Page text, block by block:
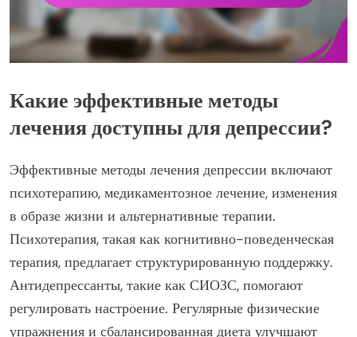
Какие эффективные методы
лечения доступны для депрессии?
Эффективные методы лечения депрессии включают
психотерапию, медикаментозное лечение, изменения
в образе жизни и альтернативные терапии.
Психотерапия, такая как когнитивно-поведенческая
терапия, предлагает структурированную поддержку.
Антидепрессанты, такие как СИОЗС, помогают
регулировать настроение. Регулярные физические
упражнения и сбалансированная диета улучшают